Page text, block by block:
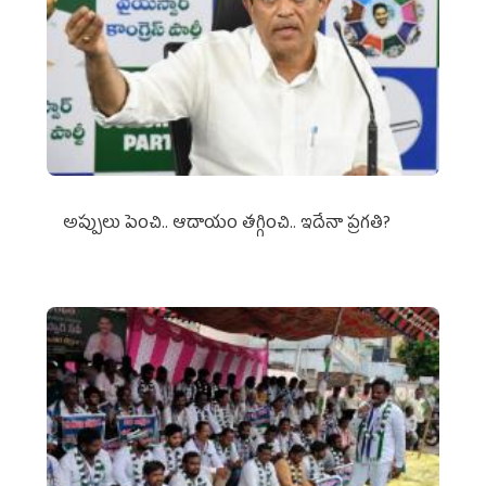
అప్పులు పెంచి.. ఆదాయం తగ్గించి.. ఇదేనా ప్రగతి?